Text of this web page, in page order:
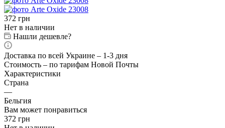
372 грн
Нет в наличии
Нашли дешевле?
Доставка по всей Украине – 1-3 дня
Стоимость – по тарифам Новой Почты
Характеристики
Страна
—
Бельгия
Вам может понравиться
372 грн